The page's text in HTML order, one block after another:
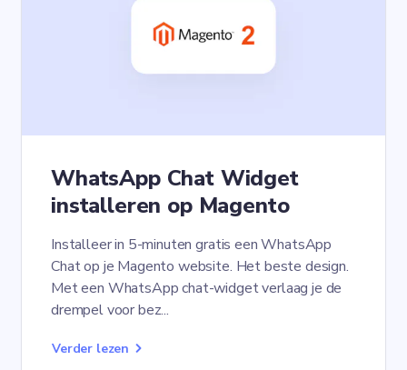
WhatsApp Chat Widget
installeren op Magento
Installeer in 5-minuten gratis een WhatsApp
Chat op je Magento website. Het beste design.
Met een WhatsApp chat-widget verlaag je de
drempel voor bez...
Verder lezen